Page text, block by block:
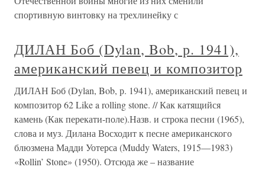
спортивную винтовку на трехлинейку с
ДИЛАН Боб (Dylan, Bob, р. 1941),
американский певец и композитор
ДИЛАН Боб (Dylan, Bob, р. 1941), американский певец и
композитор 62 Like a rolling stone. // Как катящийся
камень (Как перекати-поле).Назв. и строка песни (1965),
слова и муз. Дилана Восходит к песне американского
блюзмена Мадди Уотерса (Muddy Waters, 1915—1983)
«Rollin’ Stone» (1950). Отсюда же – название